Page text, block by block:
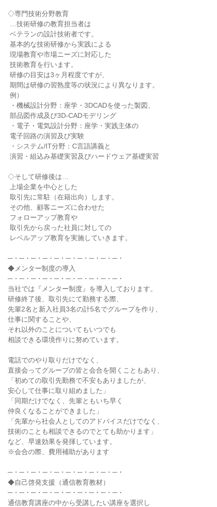
◇専門技術分野教育
◇そして研修後は…
─・─・─・─・─・─・─・─・─・─・
◆メンター制度の導入
─・─・─・─・─・─・─・─・─・─・
当社では『メンター制度』を導入しております。
研修終了後、取引先にて勤務する際、
先輩2名と新入社員3名の計5名でグループを作り、
仕事に関することや、
それ以外のことについてもいつでも
相談できる環境作りに努めています。
電話でのやり取りだけでなく、
直接会ってグループの皆と会合を開くこともあり、
「初めての取引先勤務で不安もありましたが、
安心して仕事に取り組めました」
「同期だけでなく、先輩ともいち早く
仲良くなることができました」
「先輩から社会人としてのアドバイスだけでなく、
技術のことも相談できるのでとても助かります」
など、早速効果を発揮しています。
※会合の際、費用補助があります
─・─・─・─・─・─・─・─・─・─・
◆自己啓発支援（通信教育教材）
─・─・─・─・─・─・─・─・─・─・
通信教育講座の中から受講したい講座を選択し